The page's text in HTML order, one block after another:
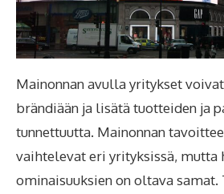
Mainonnan avulla yritykset
brändiään ja lisätä tuotteiden ja
tunnettuutta. Mainonnan
vaihtelevat eri yrityksissä, mutta
ominaisuuksien on oltava samat.